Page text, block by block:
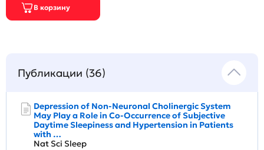
Публикации (36)
Depression of Non-Neuronal Cholinergic System
May Play a Role in Co-Occurrence of Subjective
Daytime Sleepiness and Hypertension in Patients
with …
Nat Sci Sleep